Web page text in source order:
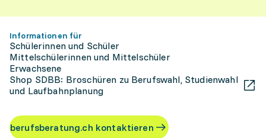
Informationen für
Schülerinnen und Schüler
Mittelschülerinnen und Mittelschüler
Erwachsene
Shop SDBB: Broschüren zu Berufswahl, Studienwahl
und Laufbahnplanung
berufsberatung.ch kontaktieren